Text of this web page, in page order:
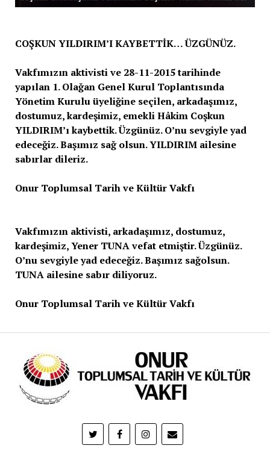
COŞKUN YILDIRIM’I KAYBETTİK… ÜZGÜNÜZ.
Vakfımızın aktivisti ve 28-11-2015 tarihinde
yapılan 1. Olağan Genel Kurul Toplantısında
Yönetim Kurulu üyeliğine seçilen, arkadaşımız,
dostumuz, kardeşimiz, emekli Hâkim Coşkun
YILDIRIM’ı kaybettik. Üzgünüz. O’nu sevgiyle yad
edeceğiz. Başımız sağ olsun. YILDIRIM ailesine
sabırlar dileriz.
Onur Toplumsal Tarih ve Kültür Vakfı
Vakfımızın aktivisti, arkadaşımız, dostumuz,
kardeşimiz, Yener TUNA vefat etmiştir. Üzgünüz.
O’nu sevgiyle yad edeceğiz. Başımız sağolsun.
TUNA ailesine sabır diliyoruz.
Onur Toplumsal Tarih ve Kültür Vakfı